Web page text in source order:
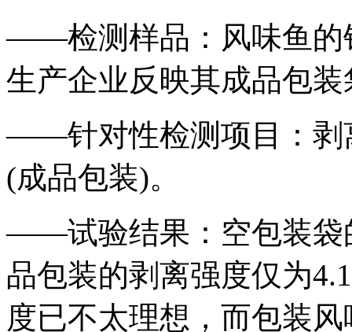
——检测样品：风味鱼的
生产企业反映其成品包
——针对性检测项目：剥
(成品包装)。
——试验结果：空包装袋
品包装的剥离强度仅为
度已不太理想，而包装